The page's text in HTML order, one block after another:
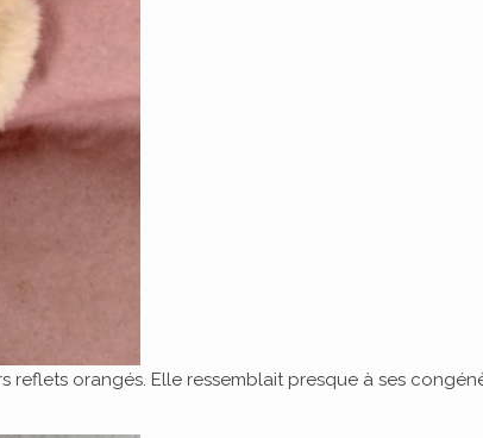
reflets orangés. Elle ressemblait presque à ses